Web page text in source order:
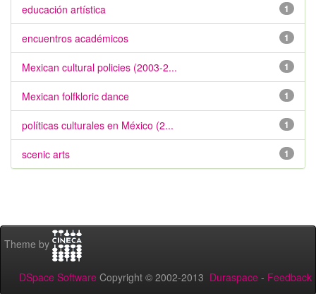
1
educación artística
1
encuentros académicos
1
Mexican cultural policies (2003-2...
1
Mexican folfkloric dance
1
políticas culturales en México (2...
1
scenic arts
Theme by
DSpace Software Copyright © 2002-2013 Duraspace - Feedback